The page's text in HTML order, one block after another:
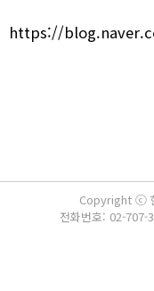
https://
Copyright ⓒ
전화번호: 02-